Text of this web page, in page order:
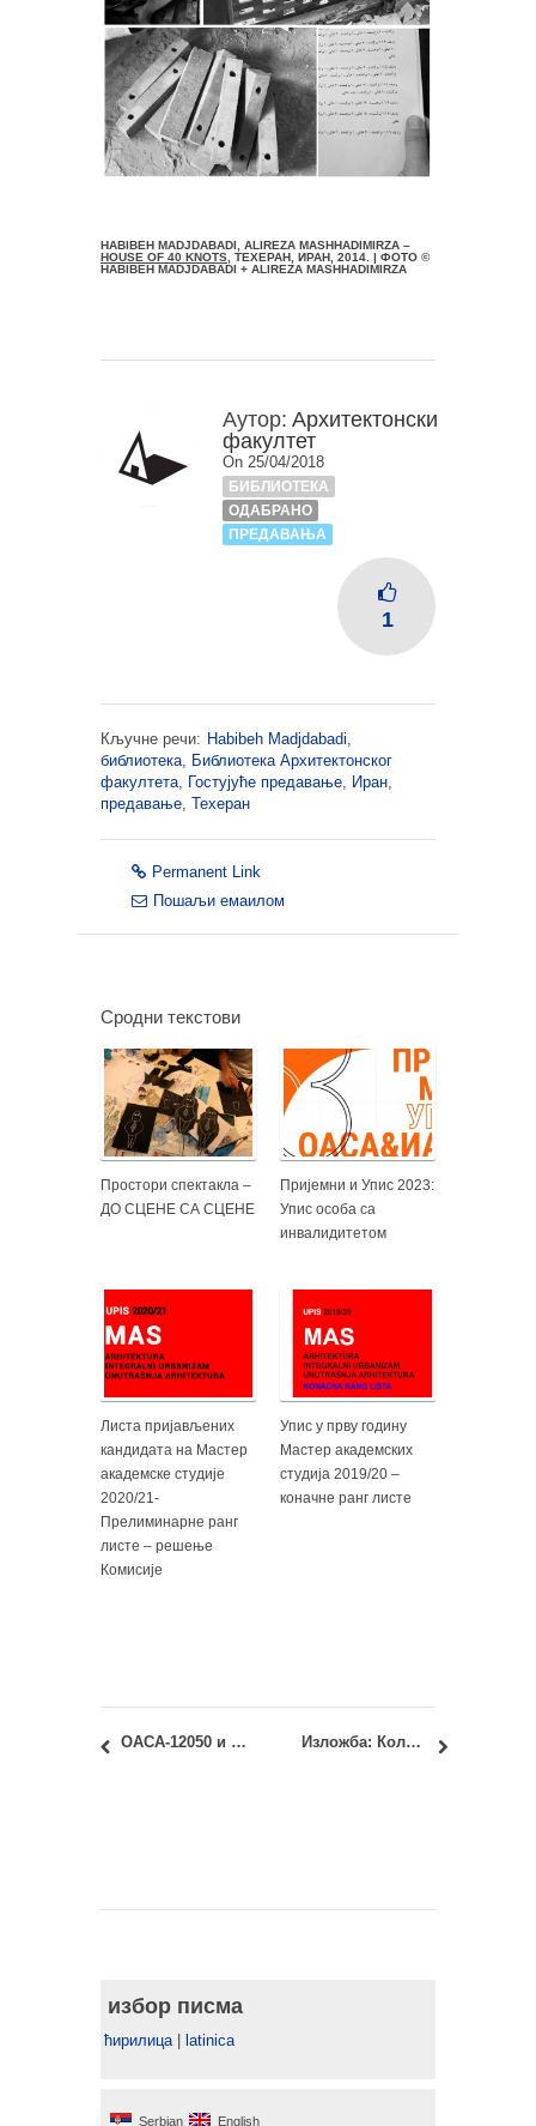
HABIBEH MADJDABADI, ALIREZA MASHHADIMIRZA –
HOUSE OF 40 KNOTS, ТЕХЕРАН, ИРАН, 2014. | ФОТО ©
HABIBEH MADJDABADI + ALIREZA MASHHADIMIRZA
Аутор: Архитектонски
факултет
On 25/04/2018
БИБЛИОТЕКА
ОДАБРАНО
ПРЕДАВАЊА
1
Кључне речи: Habibeh Madjdabadi,
библиотека, Библиотека Архитектонског
факултета, Гостујуће предавање, Иран,
предавање, Техеран
Permanent Link
Пошаљи емаилом
Сродни текстови
Простори спектакла –
ДО СЦЕНЕ СА СЦЕНЕ
Пријемни и Упис 2023:
Упис особа са
инвалидитетом
Листа пријављених
кандидата на Мастер
академске студије
2020/21-
Прелиминарне ранг
листе – решење
Комисије
Упис у прву годину
Мастер академских
студија 2019/20 –
коначне ранг листе
ОАСА-12050 и ИАСА-12050 Архитектонске конструкције 2: увид у радове првог колоквијума Изложба: Колажирање барокног Београда – арх. Тихомир Дичић
избор писма
ћирилица| latinica
Serbian English